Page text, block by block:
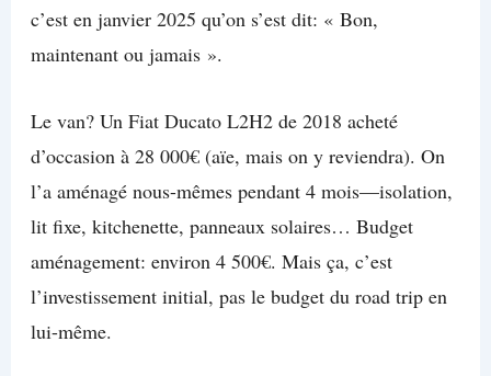
c’est en janvier 2025 qu’on s’est dit: « Bon,
maintenant ou jamais ».
Le van? Un Fiat Ducato L2H2 de 2018 acheté
d’occasion à 28 000€ (aïe, mais on y reviendra). On
l’a aménagé nous-mêmes pendant 4 mois—isolation,
lit fixe, kitchenette, panneaux solaires… Budget
aménagement: environ 4 500€. Mais ça, c’est
l’investissement initial, pas le budget du road trip en
lui-même.